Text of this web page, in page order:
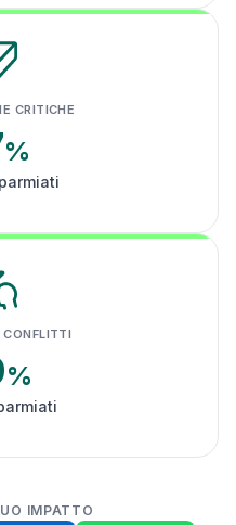
CRITICHE
%
CONFLITTI
%
IMPATTO